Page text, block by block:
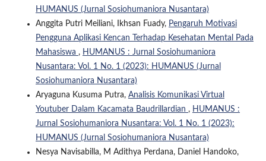
HUMANUS (Jurnal Sosiohumaniora Nusantara)
Anggita Putri Meiliani, Ikhsan Fuady, Pengaruh Motivasi
Pengguna Aplikasi Kencan Terhadap Kesehatan Mental Pada
Mahasiswa , HUMANUS : Jurnal Sosiohumaniora
Nusantara: Vol. 1 No. 1 (2023): HUMANUS (Jurnal
Sosiohumaniora Nusantara)
Aryaguna Kusuma Putra, Analisis Komunikasi Virtual
Youtuber Dalam Kacamata Baudrillardian , HUMANUS :
Jurnal Sosiohumaniora Nusantara: Vol. 1 No. 1 (2023):
HUMANUS (Jurnal Sosiohumaniora Nusantara)
Nesya Navisabilla, M Adithya Perdana, Daniel Handoko,